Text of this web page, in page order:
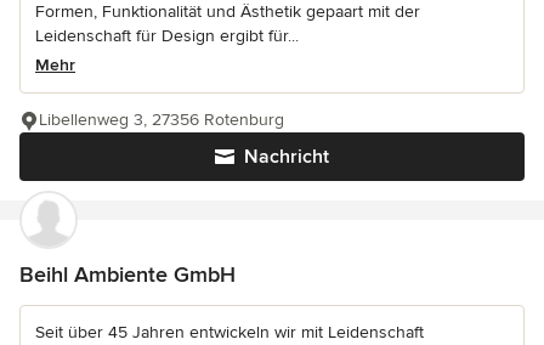
Formen, Funktionalität und Ästhetik gepaart mit der
Leidenschaft für Design ergibt für...
Mehr
Nachricht
Libellenweg 3, 27356 Rotenburg
Beihl Ambiente GmbH
Seit über 45 Jahren entwickeln wir mit Leidenschaft